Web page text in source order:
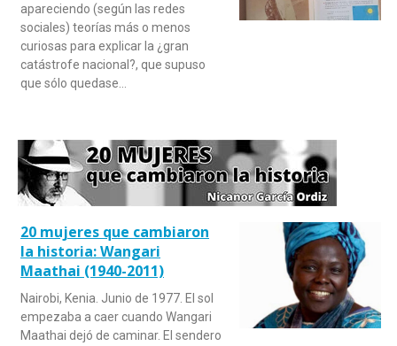
apareciendo (según las redes
sociales) teorías más o menos
curiosas para explicar la ¿gran
catástrofe nacional?, que supuso
que sólo quedase…
20 mujeres que cambiaron
la historia: Wangari
Maathai (1940-2011)
Nairobi, Kenia. Junio de 1977. El sol
empezaba a caer cuando Wangari
Maathai dejó de caminar. El sendero